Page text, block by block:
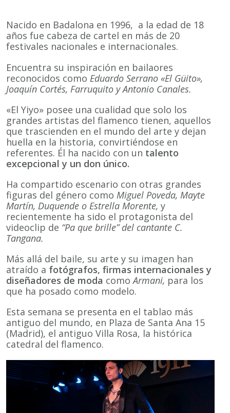
Nacido en Badalona en 1996, a la edad de 18
años fue cabeza de cartel en más de 20
festivales nacionales e internacionales.
Encuentra su inspiración en bailaores
reconocidos como Eduardo Serrano «El Güito»,
Joaquín Cortés, Farruquito y Antonio Canales.
«El Yiyo» posee una cualidad que solo los
grandes artistas del flamenco tienen, aquellos
que trascienden en el mundo del arte y dejan
huella en la historia, convirtiéndose en
referentes. Él ha nacido con un talento
excepcional y un don único.
Ha compartido escenario con otras grandes
figuras del género como Miguel Poveda, Mayte
Martín, Duquende o Estrella Morente, y
recientemente ha sido el protagonista del
videoclip de “Pa que brille” del cantante C.
Tangana.
Más allá del baile, su arte y su imagen han
atraído a fotógrafos, firmas internacionales y
diseñadores de moda comoArmani, para los
que ha posado como modelo.
Esta semana se presenta en el tablao más
antiguo del mundo, en Plaza de Santa Ana 15
(Madrid), el antiguo Villa Rosa, la histórica
catedral del flamenco.